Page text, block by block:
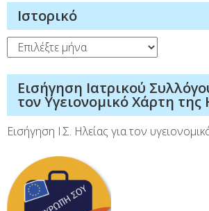
Ιστορικό
Ιστορικό
Εισήγηση Ιατρικού
τον Υγειονομικό Χάρτη της
Εισήγηση Ι.Σ. Ηλείας για τον